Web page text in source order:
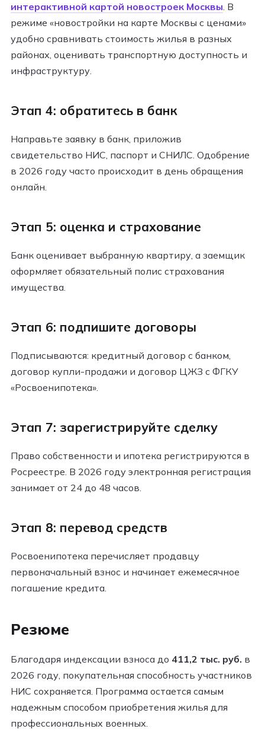
интерактивной картой новостроек Москвы. В
режиме «новостройки на карте Москвы с ценами»
удобно сравнивать стоимость жилья в разных
районах, оценивать транспортную доступность и
инфраструктуру.
Этап 4: обратитесь в банк
Направьте заявку в банк, приложив
свидетельство НИС, паспорт и СНИЛС. Одобрение
в 2026 году часто происходит в день обращения
онлайн.
Этап 5: оценка и страхование
Банк оценивает выбранную квартиру, а заемщик
оформляет обязательный полис страхования
имущества.
Этап 6: подпишите договоры
Подписываются: кредитный договор с банком,
договор купли-продажи и договор ЦЖЗ с ФГКУ
«Росвоенипотека».
Этап 7: зарегистрируйте сделку
Право собственности и ипотека регистрируются в
Росреестре. В 2026 году электронная регистрация
занимает от 24 до 48 часов.
Этап 8: перевод средств
Росвоенипотека перечисляет продавцу
первоначальный взнос и начинает ежемесячное
погашение кредита.
Резюме
Благодаря индексации взноса до 411,2 тыс. руб. в
2026 году, покупательная способность участников
НИС сохраняется. Программа остается самым
надежным способом приобретения жилья для
профессиональных военных.